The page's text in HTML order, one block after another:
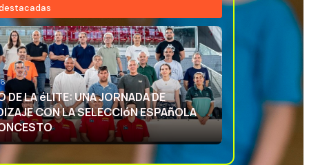
DEPORTIVA: APRENDIENDO CON
ESPAñOLA DE BALONCESTO